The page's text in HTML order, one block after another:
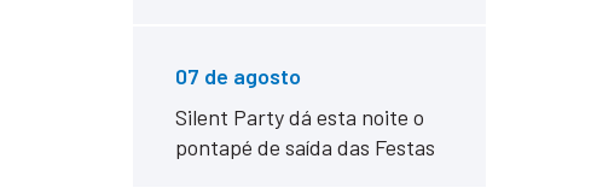
07 de agosto
Silent Party dá esta noite o
pontapé de saída das Festas